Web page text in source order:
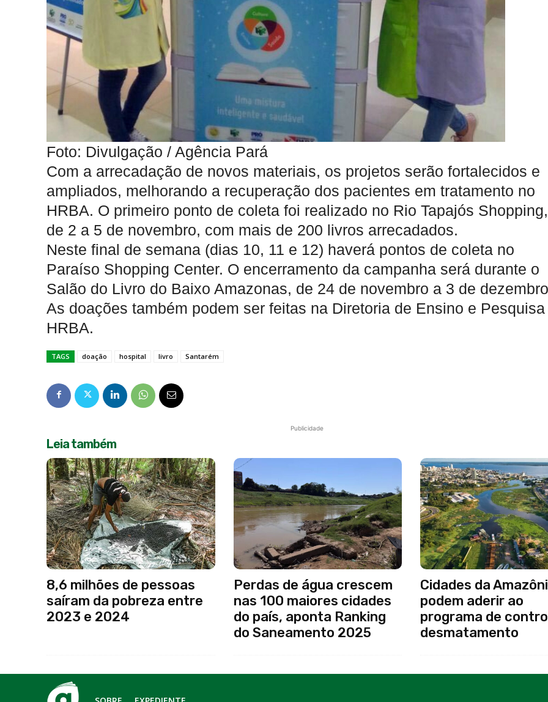
Foto: Divulgação / Agência Pará
Com a arrecadação de novos materiais, os projetos serão fortalecidos e
ampliados, melhorando a recuperação dos pacientes em tratamento no
HRBA. O primeiro ponto de coleta foi realizado no Rio Tapajós Shopping,
de 2 a 5 de novembro, com mais de 200 livros arrecadados.
Neste final de semana (dias 10, 11 e 12) haverá pontos de coleta no
Paraíso Shopping Center. O encerramento da campanha será durante o
Salão do Livro do Baixo Amazonas, de 24 de novembro a 3 de
As doações também podem ser feitas na Diretoria de Ensino e Pesquisa
HRBA.
TAGS doação hospital livro Santarém
Publicidade
Leia também
8,6 milhões de pessoas
saíram da pobreza entre
2023 e 2024
Perdas de água crescem
nas 100 maiores cidades
do país, aponta Ranking
do Saneamento 2025
Cidades da
podem aderir ao
programa de
desmatamento